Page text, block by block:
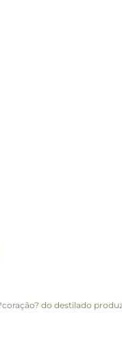
do destilado